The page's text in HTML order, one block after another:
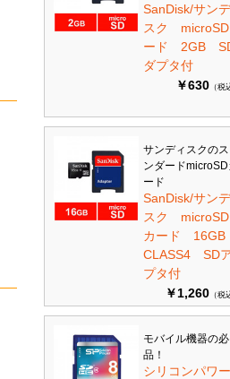
SanDisk/サン
スク
ード 2GB
ダプタ付
￥630 （税
サンディスクの
ンダード
ード
SanDisk/サン
スク
カード
CLASS4 SD
プタ付
￥1,260 （税
モバイル機器の
品！
シリコンパ